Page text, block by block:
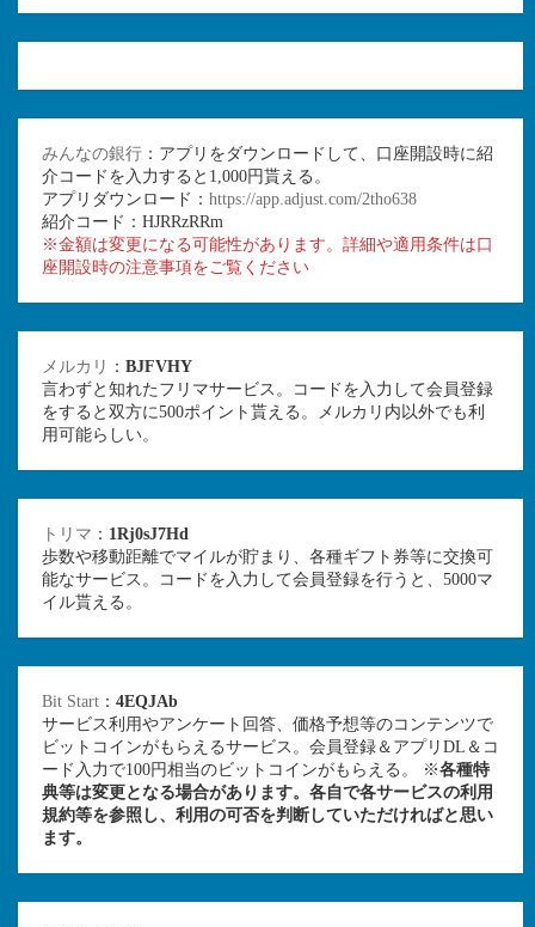
みんなの銀行 ：アプリをダウンロードして、口座開設時に紹
介コードを入力すると1,000円貰える。
アプリダウンロード： https://app.adjust.com/2tho638
紹介コード：HJRRzRRm
※金額は変更になる可能性があります。詳細や適用条件は口
座開設時の注意事項をご覧ください
メルカリ ： BJFVHY
言わずと知れたフリマサービス。コードを入力して会員登録
をすると双方に500ポイント貰える。メルカリ内以外でも利
用可能らしい。
トリマ ： 1Rj0sJ7Hd
歩数や移動距離でマイルが貯まり、各種ギフト券等に交換可
能なサービス。コードを入力して会員登録を行うと、5000マ
イル貰える。
Bit Start ： 4EQJAb
サービス利用やアンケート回答、価格予想等のコンテンツで
ビットコインがもらえるサービス。会員登録＆アプリDL＆コ
ード入力で100円相当のビットコインがもらえる。 ※各種特
典等は変更となる場合があります。各自で各サービスの利用
規約等を参照し、利用の可否を判断していただければと思い
ます。